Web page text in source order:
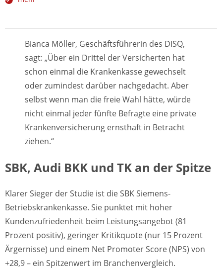
Bianca Möller, Geschäftsführerin des DISQ,
sagt: „Über ein Drittel der Versicherten hat
schon einmal die Krankenkasse gewechselt
oder zumindest darüber nachgedacht. Aber
selbst wenn man die freie Wahl hätte, würde
nicht einmal jeder fünfte Befragte eine private
Krankenversicherung ernsthaft in Betracht
ziehen.“
SBK, Audi BKK und TK an der Spitze
Klarer Sieger der Studie ist die SBK Siemens-
Betriebskrankenkasse. Sie punktet mit hoher
Kundenzufriedenheit beim Leistungsangebot (81
Prozent positiv), geringer Kritikquote (nur 15 Prozent
Ärgernisse) und einem Net Promoter Score (NPS) von
+28,9 – ein Spitzenwert im Branchenvergleich.